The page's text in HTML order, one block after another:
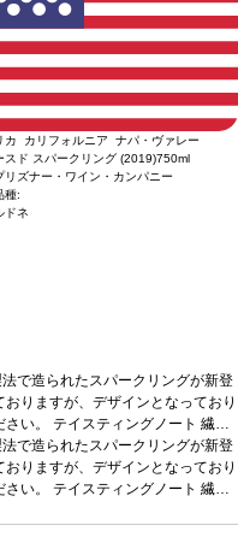
カ カリフォルニア ナパ・ヴァレー
スド スパークリング (2019)750ml
リズナー・ワイン・カンパニー
種:
ドネ
で造られたスパークリングが新登
い。 テイスティングノート 繊細
スコッティ、アーモンドショート
惑的で素晴らしく魅力的、色々な
レッシュクリーム添えのクリピー
で造られたスパークリングが新登
い。 テイスティングノート 繊細